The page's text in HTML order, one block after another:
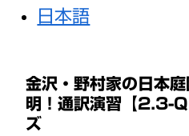
日本語
金沢・野村家の日本
明！通訳演習【2.3-
ズ